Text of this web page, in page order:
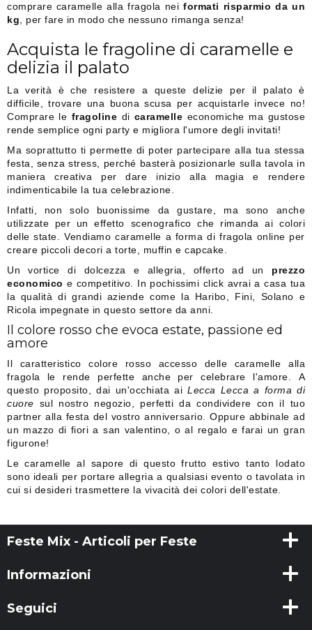
comprare caramelle alla fragola neiformati risparmio da un
kg , per fare in modo che nessuno rimanga senza!
Acquista le fragoline di caramelle e
delizia il palato
La verità è che resistere a queste delizie per il palato è
difficile, trovare una buona scusa per acquistarle invece no!
Comprare le fragoline di caramelle economiche ma gustose
rende semplice ogni party e migliora l'umore degli invitati!
Ma soprattutto ti permette di poter partecipare alla tua stessa
festa, senza stress, perché basterà posizionarle sulla tavola in
maniera creativa per dare inizio alla magia e rendere
indimenticabile la tua celebrazione.
Infatti, non solo buonissime da gustare, ma sono anche
utilizzate per un effetto scenografico che rimanda ai colori
delle state. Vendiamo caramelle a forma di fragola online per
creare piccoli decori a torte, muffin e capcake.
Un vortice di dolcezza e allegria, offerto ad un prezzo
economico e competitivo. In pochissimi click avrai a casa tua
la qualità di grandi aziende come la Haribo, Fini, Solano e
Ricola impegnate in questo settore da anni.
Il colore rosso che evoca estate, passione ed
amore
Il caratteristico colore rosso accesso delle caramelle alla
fragola le rende perfette anche per celebrare l'amore. A
questo proposito, dai un'occhiata ai Lecca Lecca a forma di
cuore sul nostro negozio, perfetti da condividere con il tuo
partner alla festa del vostro anniversario. Oppure abbinale ad
un mazzo di fiori a san valentino, o al regalo e farai un gran
figurone!
Le caramelle al sapore di questo frutto estivo tanto lodato
sono ideali per portare allegria a qualsiasi evento o tavolata in
cui si desideri trasmettere la vivacità dei colori dell'estate.
Feste Mix - Articoli per Feste
Informazioni
Seguici